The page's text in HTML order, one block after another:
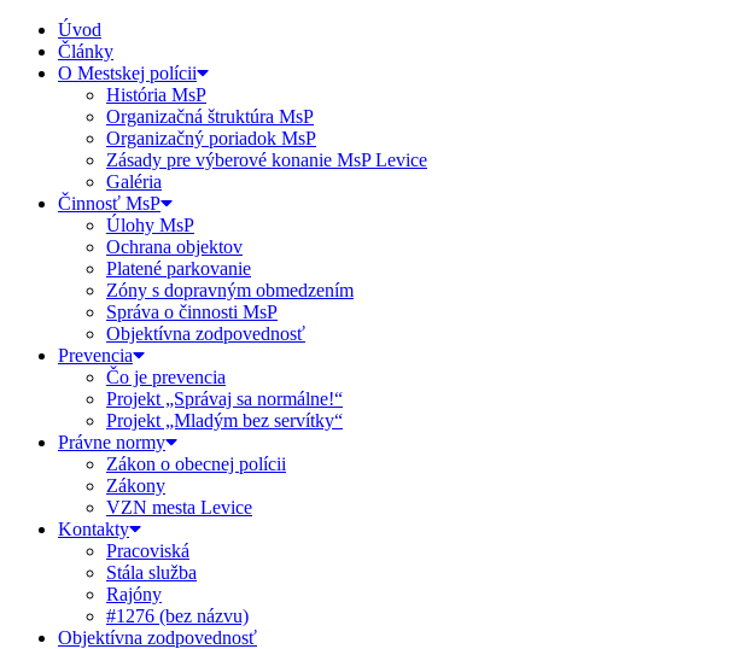
Úvod
Články
O Mestskej polícii
História MsP
Organizačná štruktúra MsP
Organizačný poriadok MsP
Zásady pre výberové konanie MsP Levice
Galéria
Činnosť MsP
Úlohy MsP
Ochrana objektov
Platené parkovanie
Zóny s dopravným obmedzením
Správa o činnosti MsP
Objektívna zodpovednosť
Prevencia
Čo je prevencia
Projekt „Správaj sa normálne!“
Projekt „Mladým bez servítky“
Právne normy
Zákon o obecnej polícii
Zákony
VZN mesta Levice
Kontakty
Pracoviská
Stála služba
Rajóny
#1276 (bez názvu)
Objektívna zodpovednosť